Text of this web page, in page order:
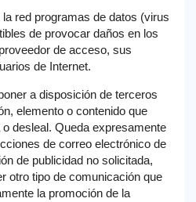
red programas de datos (virus
de provocar daños en los
de acceso, sus
de Internet.
a disposición de terceros
elemento o contenido que
desleal. Queda expresamente
de correo electrónico de
de publicidad no solicitada,
otro tipo de comunicación que
la promoción de la